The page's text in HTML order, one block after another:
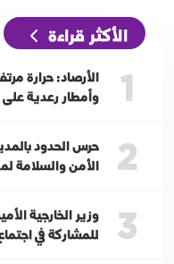
الأكثر قراءة
1
الأرصاد: حرارة
وأمطار رعدية
2
حرس الحدود
الأمن والسلامة
3
وزير الخارجية
للمشاركة في